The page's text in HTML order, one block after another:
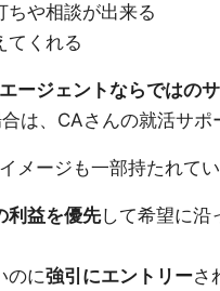
ちや相談が出来る
てくれる
ージェントならではの
は、CAさんの就活サポ
メージも一部持たれてい
利益を優先して希望に沿
のに強引にエントリーさ